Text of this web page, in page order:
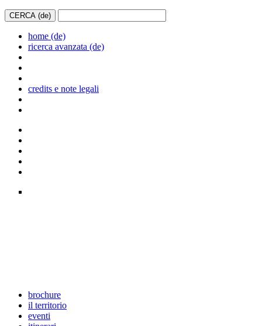
home (de)
ricerca avanzata (de)
credits e note legali
brochure
il territorio
eventi